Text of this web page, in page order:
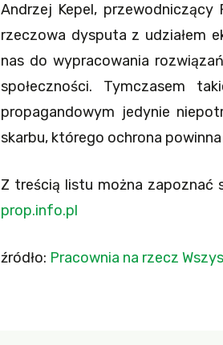
Andrzej Kepel, przewodniczący
rzeczowa dysputa z udziałem
nas do wypracowania
społeczności. Tymczasem
propagandowym jedynie
skarbu, którego ochrona
Z treścią listu można zapoznać
prop.info.pl
źródło: Pracownia na rzecz